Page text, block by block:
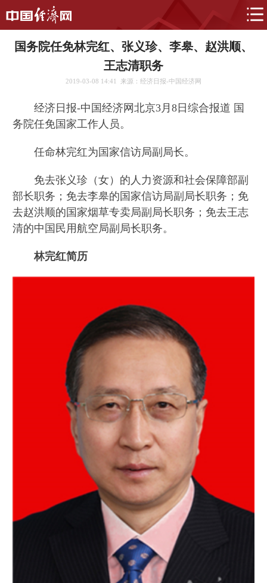
国务院任免林完红、张义珍、李皋、赵洪顺、
王志清职务
2019-03-08 14:41 来源：经济日报-中国经济网
经济日报-中国经济网北京3月8日综合报道 国
务院任免国家工作人员。
任命林完红为国家信访局副局长。
免去张义珍（女）的人力资源和社会保障部副
部长职务；免去李皋的国家信访局副局长职务；免
去赵洪顺的国家烟草专卖局副局长职务；免去王志
清的中国民用航空局副局长职务。
林完红简历